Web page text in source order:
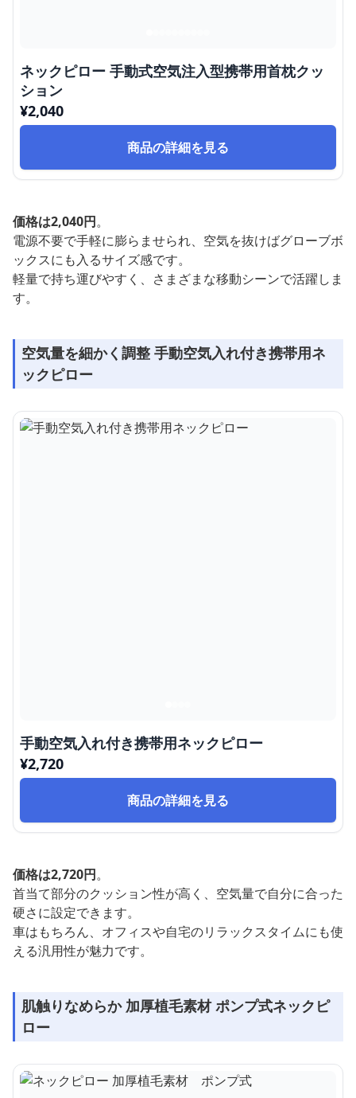
ネックピロー 手動式空気注入型携帯用首枕クッ
ション
¥2,040
商品の詳細を見る
価格は2,040円。
電源不要で手軽に膨らませられ、空気を抜けばグローブボ
ックスにも入るサイズ感です。
軽量で持ち運びやすく、さまざまな移動シーンで活躍しま
す。
空気量を細かく調整 手動空気入れ付き携帯用ネ
ックピロー
手動空気入れ付き携帯用ネックピロー
¥2,720
商品の詳細を見る
価格は2,720円。
首当て部分のクッション性が高く、空気量で自分に合った
硬さに設定できます。
車はもちろん、オフィスや自宅のリラックスタイムにも使
える汎用性が魅力です。
肌触りなめらか 加厚植毛素材 ポンプ式ネックピ
ロー